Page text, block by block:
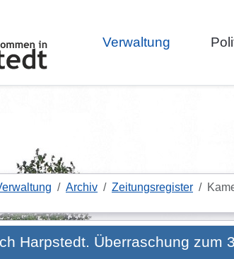
Verwaltung
Archiv Zeitungsregister
Harpstedt. Überraschung zum